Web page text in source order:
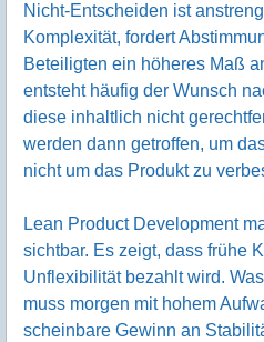
Nicht-Entscheiden ist
Komplexität, fordert
Beteiligten ein höheres Maß
entsteht häufig der Wunsch
diese inhaltlich nicht
werden dann getroffen, um
nicht um das Produkt zu
Lean Product Development
sichtbar. Es zeigt, dass frühe
Unflexibilität bezahlt wird.
muss morgen mit hohem
scheinbare Gewinn an